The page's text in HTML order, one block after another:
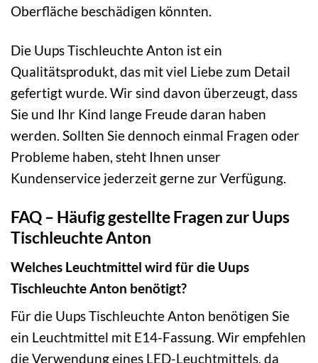
Oberfläche beschädigen könnten.
Die Uups Tischleuchte Anton ist ein
Qualitätsprodukt, das mit viel Liebe zum Detail
gefertigt wurde. Wir sind davon überzeugt, dass
Sie und Ihr Kind lange Freude daran haben
werden. Sollten Sie dennoch einmal Fragen oder
Probleme haben, steht Ihnen unser
Kundenservice jederzeit gerne zur Verfügung.
FAQ – Häufig gestellte Fragen zur Uups
Tischleuchte Anton
Welches Leuchtmittel wird für die Uups
Tischleuchte Anton benötigt?
Für die Uups Tischleuchte Anton benötigen Sie
ein Leuchtmittel mit E14-Fassung. Wir empfehlen
die Verwendung eines LED-Leuchtmittels, da